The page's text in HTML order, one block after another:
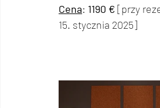
Cena: 1190 € [przy
15. stycznia 2025]